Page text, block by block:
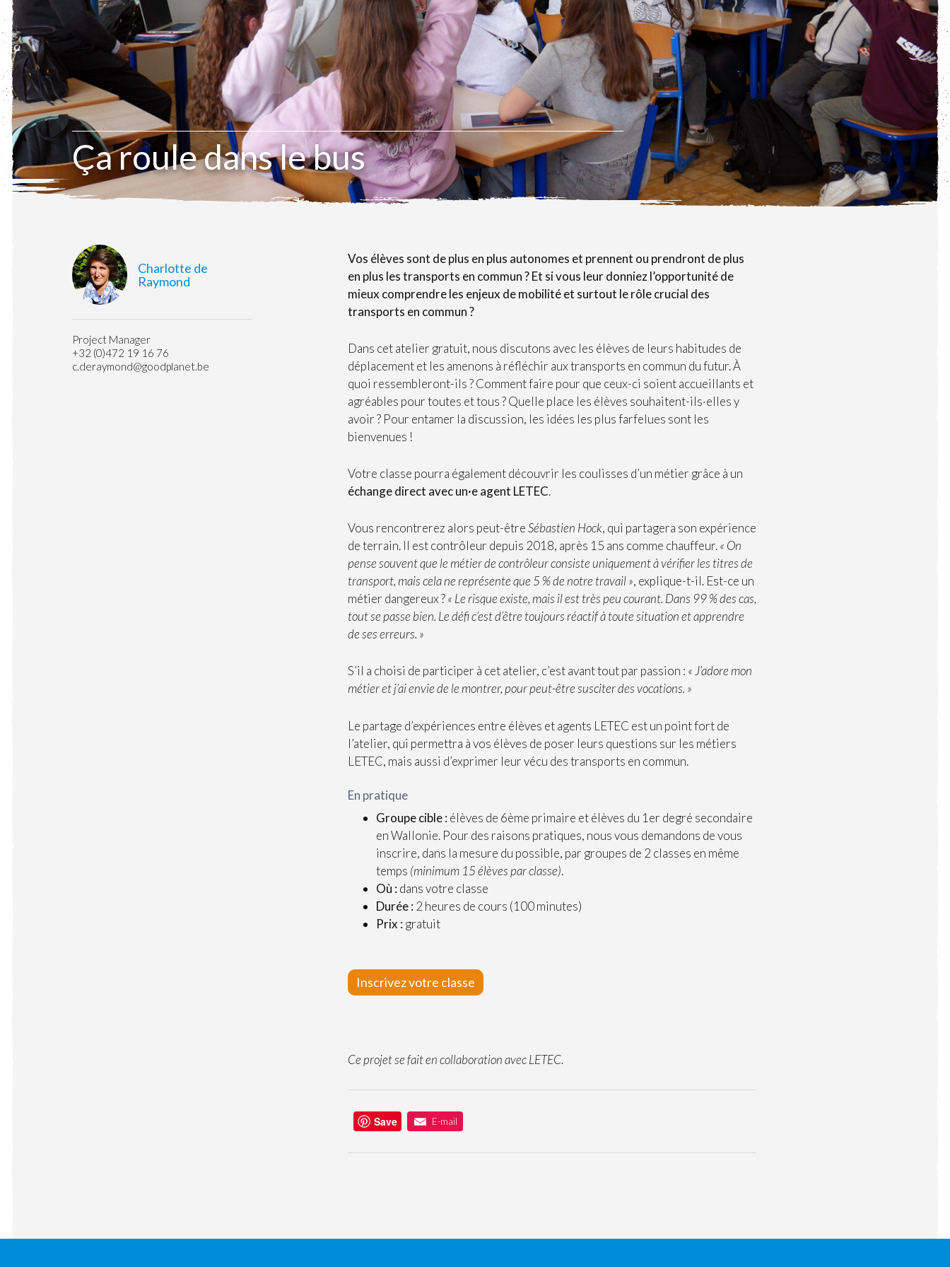
Ça roule dans le bus
Charlotte de
Raymond
Project Manager
+32 (0)472 19 16 76
c.deraymond@goodplanet.be
Vos élèves sont de plus en plus autonomes et prennent ou prendront de plus
en plus les transports en commun ? Et si vous leur donniez l’opportunité de
mieux comprendre les enjeux de mobilité et surtout le rôle crucial des
transports en commun ?
Dans cet atelier gratuit, nous discutons avec les élèves de leurs habitudes de
déplacement et les amenons à réfléchir aux transports en commun du futur. À
quoi ressembleront-ils ? Comment faire pour que ceux-ci soient accueillants et
agréables pour toutes et tous ? Quelle place les élèves souhaitent-ils·elles y
avoir ? Pour entamer la discussion, les idées les plus farfelues sont les
bienvenues !
Votre classe pourra également découvrir les coulisses d’un métier grâce à un
échange direct avec un·e agent LETEC.
Vous rencontrerez alors peut-êtreSébastien Hock, qui partagera son expérience
de terrain. Il est contrôleur depuis 2018, après 15 ans comme chauffeur.« On
pense souvent que le métier de contrôleur consiste uniquement à vérifier les titres de
transport, mais cela ne représente que 5 % de notre travail », explique-t-il. Est-ce un
métier dangereux ?« Le risque existe, mais il est très peu courant. Dans 99 % des cas,
tout se passe bien. Le défi c’est d’être toujours réactif à toute situation et apprendre
de ses erreurs. »
S’il a choisi de participer à cet atelier, c’est avant tout par passion : « J’adore mon
métier et j’ai envie de le montrer, pour peut-être susciter des vocations. »
Le partage d’expériences entre élèves et agents LETEC est un point fort de
l’atelier, qui permettra à vos élèves de poser leurs questions sur les métiers
LETEC, mais aussi d’exprimer leur vécu des transports en commun.
En pratique
Groupe cible : élèves de 6ème primaire et élèves du 1er degré secondaire
en Wallonie. Pour des raisons pratiques, nous vous demandons de vous
inscrire, dans la mesure du possible, par groupes de 2 classes en même
temps (minimum 15 élèves par classe).
Où : dans votre classe
Durée : 2 heures de cours (100 minutes)
Prix : gratuit
Inscrivez votre classe
Ce projet se fait en collaboration avec LETEC.
Save E-mail